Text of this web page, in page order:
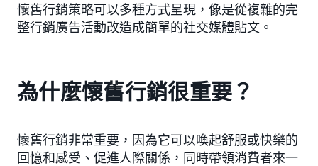
懷舊行銷策略可以多種方式呈現，像是從複雜的完
整行銷廣告活動改造成簡單的社交媒體貼文。
為什麼懷舊行銷很重要？
懷舊行銷非常重要，因為它可以喚起舒服或快樂的
回憶和感受、促進人際關係，同時帶領消費者來一